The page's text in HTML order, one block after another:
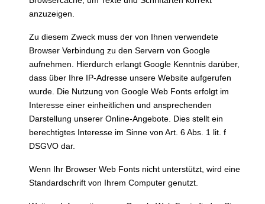
anzuzeigen.
Zu diesem Zweck muss der von Ihnen verwendete
Browser Verbindung zu den Servern von Google
aufnehmen. Hierdurch erlangt Google Kenntnis darüber,
dass über Ihre IP-Adresse unsere Website aufgerufen
wurde. Die Nutzung von Google Web Fonts erfolgt im
Interesse einer einheitlichen und ansprechenden
Darstellung unserer Online-Angebote. Dies stellt ein
berechtigtes Interesse im Sinne von Art. 6 Abs. 1 lit. f
DSGVO dar.
Wenn Ihr Browser Web Fonts nicht unterstützt, wird eine
Standardschrift von Ihrem Computer genutzt.